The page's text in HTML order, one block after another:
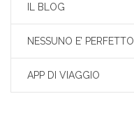
IL BLOG
NESSUNO E’ PERFETTO
APP DI VIAGGIO